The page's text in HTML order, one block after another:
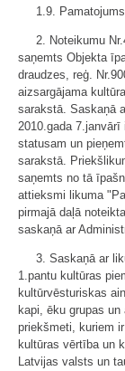
1.9.
2. Noteikumu
saņemts Objekta
draudzes, reģ.
aizsargājama
sarakstā. Saskaņā
2010.gada
statusam un
sarakstā.
saņemts no tā
attieksmi likuma
pirmajā daļā
saskaņā ar
3. Saskaņā ar
1.pantu kultūras
kultūrvēsturiskas
kapi, ēku grupas
priekšmeti, kuriem
kultūras vērtība un
Latvijas valsts un